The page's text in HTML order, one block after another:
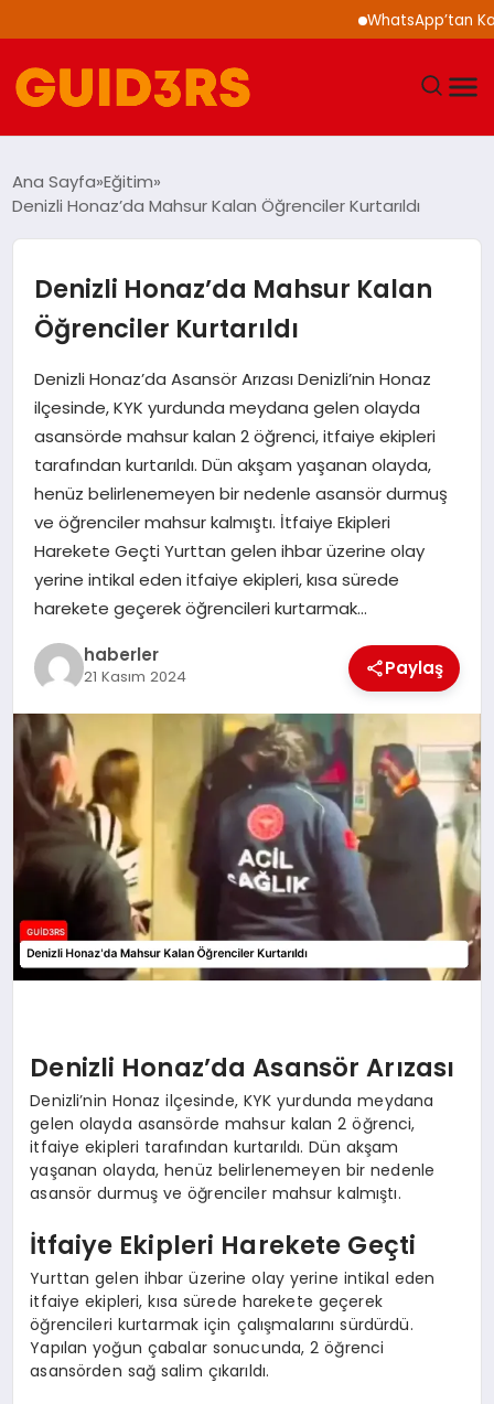
WhatsApp’tan
TEKNOLOJI
SPOR
SAĞLIK
EKONOMI
MAGAZIN
EĞITIM
Ana Sayfa Eğitim
Denizli Honaz’da Mahsur Kalan Öğrenciler Kurtarıldı
Denizli Honaz’da Mahsur Kalan
Öğrenciler Kurtarıldı
Denizli Honaz’da Asansör Arızası Denizli’nin Honaz
ilçesinde, KYK yurdunda meydana gelen olayda
asansörde mahsur kalan 2 öğrenci, itfaiye ekipleri
tarafından kurtarıldı. Dün akşam yaşanan olayda,
henüz belirlenemeyen bir nedenle asansör durmuş
ve öğrenciler mahsur kalmıştı. İtfaiye Ekipleri
Harekete Geçti Yurttan gelen ihbar üzerine olay
yerine intikal eden itfaiye ekipleri, kısa sürede
harekete geçerek öğrencileri kurtarmak…
haberler
21 Kasım 2024 Paylaş
Denizli Honaz’da Asansör Arızası
Denizli’nin Honaz ilçesinde, KYK yurdunda meydana
gelen olayda asansörde mahsur kalan 2 öğrenci,
itfaiye ekipleri tarafından kurtarıldı. Dün akşam
yaşanan olayda, henüz belirlenemeyen bir nedenle
asansör durmuş ve öğrenciler mahsur kalmıştı.
İtfaiye Ekipleri Harekete Geçti
Yurttan gelen ihbar üzerine olay yerine intikal eden
itfaiye ekipleri, kısa sürede harekete geçerek
öğrencileri kurtarmak için çalışmalarını sürdürdü.
Yapılan yoğun çabalar sonucunda, 2 öğrenci
asansörden sağ salim çıkarıldı.